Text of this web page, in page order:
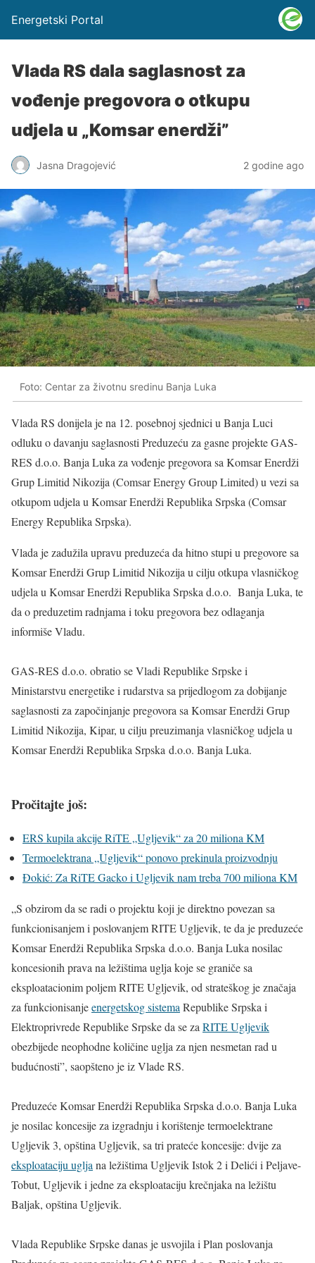
Energetski Portal
Vlada RS dala saglasnost za
vođenje pregovora o otkupu
udjela u „Komsar enerdži”
Jasna Dragojević 2 godine ago
Foto: Centar za životnu sredinu Banja Luka
​Vlada RS donijela je na 12. posebnoj sjednici u Banja Luci
odluku o davanju saglasnosti Preduzeću za gasne projekte GAS-
RES d.o.o. Banja Luka za vođenje pregovora sa Komsar Enerdži
Grup Limitid Nikozija (Comsar Energy Group Limited) u vezi sa
otkupom udjela u Komsar Enerdži Republika Srpska (Comsar
Energy Republika Srpska).
Vlada je zadužila upravu preduzeća da hitno stupi u pregovore sa
Komsar Enerdži Grup Limitid Nikozija u cilju otkupa vlasničkog
udjela u Komsar Enerdži Republika Srpska d.o.o. Banja Luka, te
da o preduzetim radnjama i toku pregovora bez odlaganja
informiše Vladu.
GAS-RES d.o.o. obratio se Vladi Republike Srpske i
Ministarstvu energetike i rudarstva sa prijedlogom za dobijanje
saglasnosti za započinjanje pregovora sa Komsar Enerdži Grup
Limitid Nikozija, Kipar, u cilju preuzimanja vlasničkog udjela u
Komsar Enerdži Republika Srpska d.o.o. Banja Luka.
Pročitajte još:
ERS kupila akcije RiTE „Ugljevik“ za 20 miliona KM
Termoelektrana „Ugljevik“ ponovo prekinula proizvodnju
Đokić: Za RiTE Gacko i Ugljevik nam treba 700 miliona KM
„S obzirom da se radi o projektu koji je direktno povezan sa
funkcionisanjem i poslovanjem RITE Ugljevik, te da je preduzeće
Komsar Enerdži Republika Srpska d.o.o. Banja Luka nosilac
koncesionih prava na ležištima uglja koje se graniče sa
eksploatacionim poljem RITE Ugljevik, od strateškog je značaja
za funkcionisanjeenergetskog sistemaRepublike Srpska i
Elektroprivrede Republike Srpske da se zaRITE Ugljevik
obezbijede neophodne količine uglja za njen nesmetan rad u
budućnosti”, saopšteno je iz Vlade RS.
Preduzeće Komsar Enerdži Republika Srpska d.o.o. Banja Luka
je nosilac koncesije za izgradnju i korištenje termoelektrane
Ugljevik 3, opština Ugljevik, sa tri prateće koncesije: dvije za
eksploataciju ugljana ležištima Ugljevik Istok 2 i Delići i Peljave-
Tobut, Ugljevik i jedne za eksploataciju krečnjaka na ležištu
Baljak, opština Ugljevik.
Vlada Republike Srpske danas je usvojila i Plan poslovanja